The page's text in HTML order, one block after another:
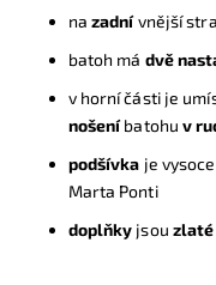
na zadní vnější
batoh má dvě
v horní části je
nošeníbatohuv
podšívka je
Marta Ponti
doplňky jsou zlaté